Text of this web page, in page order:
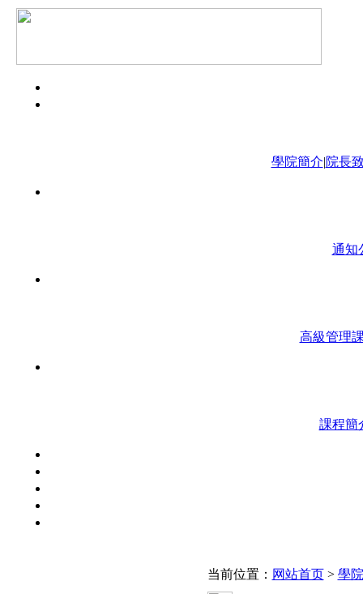
學院簡介|院長
通知
高級管理
課程簡
当前位置： 网站首页> 學